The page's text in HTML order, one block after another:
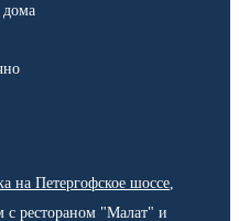
на Петергофское шоссе
с рестораном "Малат" и